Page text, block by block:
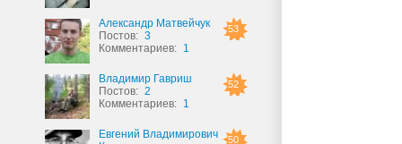
53
Александр Матвейчук
Постов: 3
Комментариев: 1
52
Владимир Гавриш
Постов: 2
Комментариев: 1
50
Евгений Владимирович